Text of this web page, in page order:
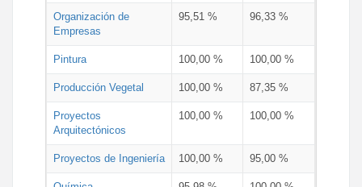
Organización de
Empresas
95,51 % 96,33 %
Pintura 100,00 % 100,00 %
Producción Vegetal 100,00 % 87,35 %
Proyectos
Arquitectónicos
100,00 % 100,00 %
Proyectos de Ingeniería 100,00 % 95,00 %